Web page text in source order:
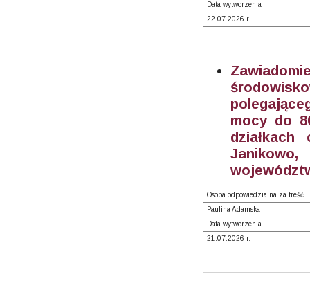
Data wytworzenia
22.07.2026 r.
mocy do
Osoba odpowiedzialna za treść
Paulina Adamska
Data wytworzenia
21.07.2026 r.